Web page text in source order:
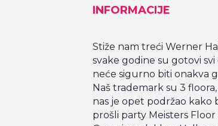
INFORMACIJE
Stiže nam treći Werner
svake godine su gotovi
neće sigurno biti onakva
Naš trademark su 3
nas je opet podržao kako
prošli party Meisters